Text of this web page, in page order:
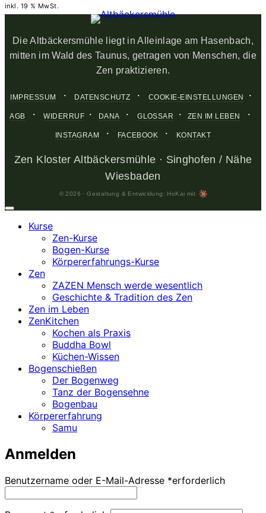
inkl. 19 % MwSt.
Die Altbäckersmühle liegt in Alleinlage am Hasenbach,
mitten im Wald des Taunus, getragen von Menschen, die
Zen praktizieren.
IMPRESSUM · DATENSCHUTZ · COOKIE-EINSTELLUNGEN ·
AGB · WIDERRUF · DANA · GLOSSAR · ZEN IM LEBEN ·
INSTAGRAM · FACEBOOK · KONTAKT
Zen Kloster Altbäckersmühle · Singhofen / Nähe
Wiesbaden
© 2026 · Gestaltung & Entwicklung: HoKai mit
Kurse
Zen-Kurse
Bogen-Kurse
Körpererfahrungs-Kurse
Zen
ZAZEN Mensch werde wesentlich
Geschichte & Tradition des Zen
Zen im Leben
ZenKitchen
Kochen als Praxis
Buddha Bowl
Küchen-Wissen
Bogenschießen
Der Bogenweg
Tanz der Bogensehne
Bogenbau
Körpererfahrung
Samu
Anmelden
Benutzername oder E-Mail-Adresse *erforderlich